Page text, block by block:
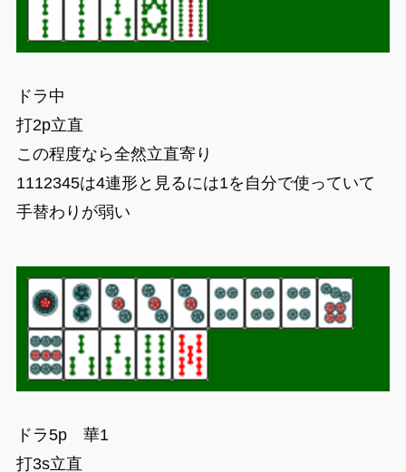
ドラ中
打2p立直
この程度なら全然立直寄り
1112345は4連形と見るには1を自分で使っていて
手替わりが弱い
ドラ5p 華1
打3s立直